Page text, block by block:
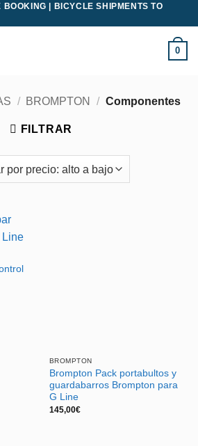
| BICYCLE SHIPMENTS TO
0
/ BROMPTON / Componentes
FILTRAR
BROMPTON
Brompton Pack portabultos y
guardabarros Brompton para
G Line
145,00€